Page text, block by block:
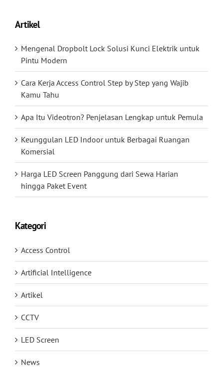
Artikel
Mengenal Dropbolt Lock Solusi Kunci Elektrik untuk
Pintu Modern
Cara Kerja Access Control Step by Step yang Wajib
Kamu Tahu
Apa Itu Videotron? Penjelasan Lengkap untuk Pemula
Keunggulan LED Indoor untuk Berbagai Ruangan
Komersial
Harga LED Screen Panggung dari Sewa Harian
hingga Paket Event
Kategori
Access Control
Artificial Intelligence
Artikel
CCTV
LED Screen
News